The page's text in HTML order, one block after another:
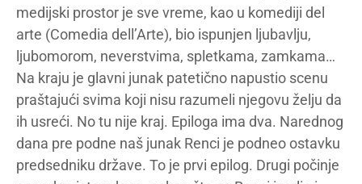
medijski prostor je sve vreme, kao u komediji del
arte (Comedia dell’Arte), bio ispunjen ljubavlju,
ljubomorom, neverstvima, spletkama, zamkama…
Na kraju je glavni junak patetično napustio scenu
praštajući svima koji nisu razumeli njegovu želju da
ih usreći. No tu nije kraj. Epiloga ima dva. Narednog
dana pre podne naš junak Renci je podneo ostavku
predsedniku države. To je prvi epilog. Drugi počinje